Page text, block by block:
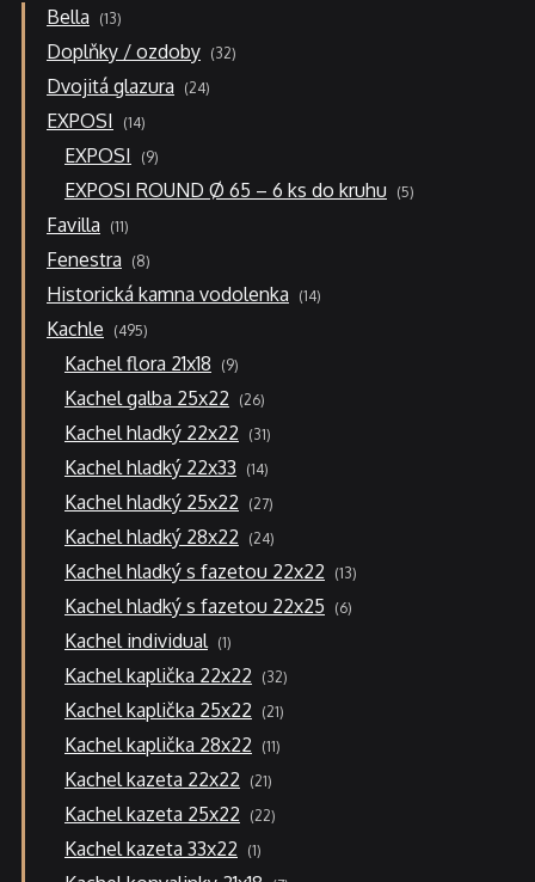
Bella 1313
produktů
Doplňky / ozdoby 3232
produktů
Dvojitá glazura 2424
produktů
EXPOSI 1414
produktů
EXPOSI 99
produktů
EXPOSI ROUND Ø 65 – 6 ks do kruhu 55
produktů
Favilla 1111
produktů
Fenestra 88
produktů
Historická kamna vodolenka 1414
produktů
Kachle 495495
produktů
Kachel flora 21x18 99
produktů
Kachel galba 25x22 2626
produktů
Kachel hladký 22x22 3131
produktů
Kachel hladký 22x33 1414
produktů
Kachel hladký 25x22 2727
produktů
Kachel hladký 28x22 2424
produktů
Kachel hladký s fazetou 22x22 1313
produktů
Kachel hladký s fazetou 22x25 66
produktů
Kachel individual 11
produkt
Kachel kaplička 22x22 3232
produktů
Kachel kaplička 25x22 2121
produktů
Kachel kaplička 28x22 1111
produktů
Kachel kazeta 22x22 2121
produktů
Kachel kazeta 25x22 2222
produktů
Kachel kazeta 33x22 11
produkt
7